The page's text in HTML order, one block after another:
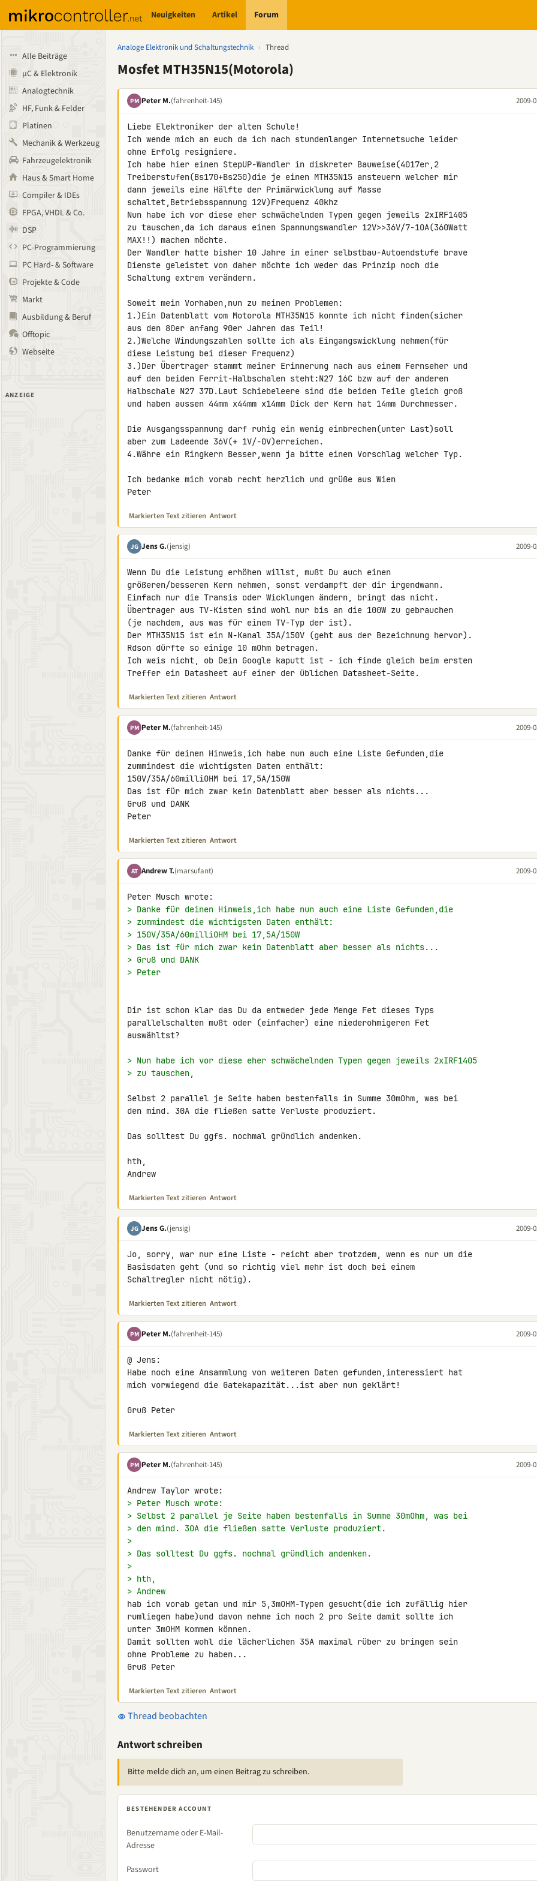
Neuigkeiten Artikel Forum
Alle Beiträge
µC & Elektronik
Analogtechnik
HF, Funk & Felder
Platinen
Mechanik & Werkzeug
Fahrzeugelektronik
Haus & Smart Home
Compiler & IDEs
FPGA, VHDL & Co.
DSP
PC-Programmierung
PC Hard- & Software
Projekte & Code
Markt
Ausbildung & Beruf
Offtopic
Webseite
ANZEIGE
Analoge Elektronik und Schaltungstechnik › Thread
Mosfet MTH35N15(Motorola)
PM Peter M.(fahrenheit-145) 2009-
Liebe Elektroniker der alten Schule!
Ich wende mich an euch da ich nach stundenlanger Internetsuche leider
ohne Erfolg resigniere.
Ich habe hier einen StepUP-Wandler in diskreter Bauweise(4017er,2
Treiberstufen(Bs170+Bs250)die je einen MTH35N15 ansteuern welcher mir
dann jeweils eine Hälfte der Primärwicklung auf Masse
schaltet,Betriebsspannung 12V)Frequenz 40khz
Nun habe ich vor diese eher schwächelnden Typen gegen jeweils 2xIRF1405
zu tauschen,da ich daraus einen Spannungswandler 12V>>36V/7-10A(360Watt
MAX!!) machen möchte.
Der Wandler hatte bisher 10 Jahre in einer selbstbau-Autoendstufe brave
Dienste geleistet von daher möchte ich weder das Prinzip noch die
Schaltung extrem verändern.
Soweit mein Vorhaben,nun zu meinen Problemen:
1.)Ein Datenblatt vom Motorola MTH35N15 konnte ich nicht finden(sicher
aus den 80er anfang 90er Jahren das Teil!
2.)Welche Windungszahlen sollte ich als Eingangswicklung nehmen(für
diese Leistung bei dieser Frequenz)
3.)Der Übertrager stammt meiner Erinnerung nach aus einem Fernseher und
auf den beiden Ferrit-Halbschalen steht:N27 16C bzw auf der anderen
Halbschale N27 37D.Laut Schiebeleere sind die beiden Teile gleich groß
und haben aussen 44mm x44mm x14mm Dick der Kern hat 14mm Durchmesser.
Die Ausgangsspannung darf ruhig ein wenig einbrechen(unter Last)soll
aber zum Ladeende 36V(+ 1V/-0V)erreichen.
4.Währe ein Ringkern Besser,wenn ja bitte einen Vorschlag welcher Typ.
Ich bedanke mich vorab recht herzlich und grüße aus Wien
Peter
Markierten Text zitieren Antwort
JG Jens G.(jensig) 2009-
Wenn Du die Leistung erhöhen willst, mußt Du auch einen
größeren/besseren Kern nehmen, sonst verdampft der dir irgendwann.
Einfach nur die Transis oder Wicklungen ändern, bringt das nicht.
Übertrager aus TV-Kisten sind wohl nur bis an die 100W zu gebrauchen
(je nachdem, aus was für einem TV-Typ der ist).
Der MTH35N15 ist ein N-Kanal 35A/150V (geht aus der Bezeichnung hervor).
Rdson dürfte so einige 10 mOhm betragen.
Ich weis nicht, ob Dein Google kaputt ist - ich finde gleich beim ersten
Treffer ein Datasheet auf einer der üblichen Datasheet-Seite.
Markierten Text zitieren Antwort
PM Peter M.(fahrenheit-145) 2009-
Danke für deinen Hinweis,ich habe nun auch eine Liste Gefunden,die
zummindest die wichtigsten Daten enthält:
150V/35A/60milliOHM bei 17,5A/150W
Das ist für mich zwar kein Datenblatt aber besser als nichts...
Gruß und DANK
Peter
Markierten Text zitieren Antwort
AT Andrew T.(marsufant) 2009-
> Danke für deinen Hinweis,ich habe nun auch eine Liste Gefunden,die
> zummindest die wichtigsten Daten enthält:
> 150V/35A/60milliOHM bei 17,5A/150W
> Das ist für mich zwar kein Datenblatt aber besser als nichts...
> Gruß und DANK
> Peter
Dir ist schon klar das Du da entweder jede Menge Fet dieses Typs
parallelschalten mußt oder (einfacher) eine niederohmigeren Fet
auswähltst?
> Nun habe ich vor diese eher schwächelnden Typen gegen jeweils 2xIRF1405
> zu tauschen,
Selbst 2 parallel je Seite haben bestenfalls in Summe 30mOhm, was bei
den mind. 30A die fließen satte Verluste produziert.
Das solltest Du ggfs. nochmal gründlich andenken.
hth,
Andrew
Markierten Text zitieren Antwort
JG Jens G.(jensig) 2009-
Jo, sorry, war nur eine Liste - reicht aber trotzdem, wenn es nur um die
Basisdaten geht (und so richtig viel mehr ist doch bei einem
Schaltregler nicht nötig).
Markierten Text zitieren Antwort
PM Peter M.(fahrenheit-145) 2009-
@ Jens:
Habe noch eine Ansammlung von weiteren Daten gefunden,interessiert hat
mich vorwiegend die Gatekapazität...ist aber nun geklärt!
Gruß Peter
Markierten Text zitieren Antwort
PM Peter M.(fahrenheit-145) 2009-
> Peter Musch wrote:
> Selbst 2 parallel je Seite haben bestenfalls in Summe 30mOhm, was bei
> den mind. 30A die fließen satte Verluste produziert.
>
> Das solltest Du ggfs. nochmal gründlich andenken.
>
> hth,
> Andrew
hab ich vorab getan und mir 5,3mOHM-Typen gesucht(die ich zufällig hier
rumliegen habe)und davon nehme ich noch 2 pro Seite damit sollte ich
unter 3mOHM kommen können.
Damit sollten wohl die lächerlichen 35A maximal rüber zu bringen sein
ohne Probleme zu haben...
Gruß Peter
Markierten Text zitieren Antwort
Thread beobachten
Antwort schreiben
Bitte melde dich an, um einen Beitrag zu schreiben.
BESTEHENDER ACCOUNT
Benutzername oder E-Mail-
Adresse
Passwort